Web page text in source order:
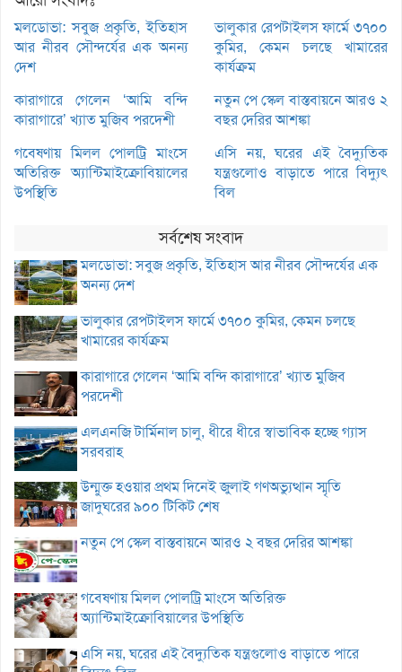
মলডোভা: সবুজ প্রকৃতি, ইতিহাস
আর নীরব সৌন্দর্যের এক অনন্য
দেশ
ভালুকার রেপটাইলস ফার্মে ৩৭০০
কুমির, কেমন চলছে খামারের
কার্যক্রম
কারাগারে গেলেন ‘আমি বন্দি
কারাগারে’ খ্যাত মুজিব পরদেশী
নতুন পে স্কেল বাস্তবায়নে আরও ২
বছর দেরির আশঙ্কা
গবেষণায় মিলল পোলট্রি মাংসে
অতিরিক্ত অ্যান্টিমাইক্রোবিয়ালের
উপস্থিতি
এসি নয়, ঘরের এই বৈদ্যুতিক
যন্ত্রগুলোও বাড়াতে পারে বিদ্যুৎ
বিল
সর্বশেষ সংবাদ
মলডোভা: সবুজ প্রকৃতি, ইতিহাস আর নীরব সৌন্দর্যের এক
অনন্য দেশ
ভালুকার রেপটাইলস ফার্মে ৩৭০০ কুমির, কেমন চলছে
খামারের কার্যক্রম
কারাগারে গেলেন ‘আমি বন্দি কারাগারে’ খ্যাত মুজিব
পরদেশী
এলএনজি টার্মিনাল চালু, ধীরে ধীরে স্বাভাবিক হচ্ছে গ্যাস
সরবরাহ
উন্মুক্ত হওয়ার প্রথম দিনেই জুলাই গণঅভ্যুত্থান স্মৃতি
জাদুঘরের ৯০০ টিকিট শেষ
নতুন পে স্কেল বাস্তবায়নে আরও ২ বছর দেরির আশঙ্কা
গবেষণায় মিলল পোলট্রি মাংসে অতিরিক্ত
অ্যান্টিমাইক্রোবিয়ালের উপস্থিতি
এসি নয়, ঘরের এই বৈদ্যুতিক যন্ত্রগুলোও বাড়াতে পারে